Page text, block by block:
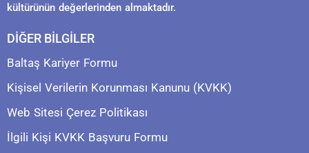
kültürünün değerlerinden almaktadır.
DİĞER BİLGİLER
Baltaş Kariyer Formu
Kişisel Verilerin Korunması Kanunu (KVKK)
Web Sitesi Çerez Politikası
İlgili Kişi KVKK Başvuru Formu